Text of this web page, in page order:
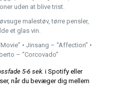
uden at blive trist.
malestøv, tørre pensler,
et glas vin.
• Jinsang – “Affection” •
– “Corcovado”
5-6 sek. i Spotify eller
når du bevæger dig mellem